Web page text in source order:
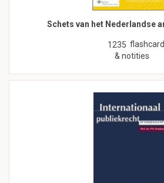
Schets van het Nederlandse
1235
& notities